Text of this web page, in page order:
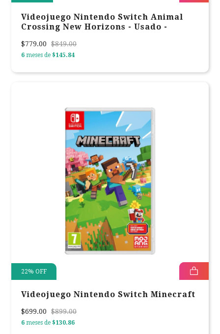
Videojuego Nintendo Switch Animal
Crossing New Horizons - Usado -
$779.00 $849.00
6 meses de $145.84
22% OFF
Videojuego Nintendo Switch Minecraft
$699.00 $899.00
6 meses de $130.86